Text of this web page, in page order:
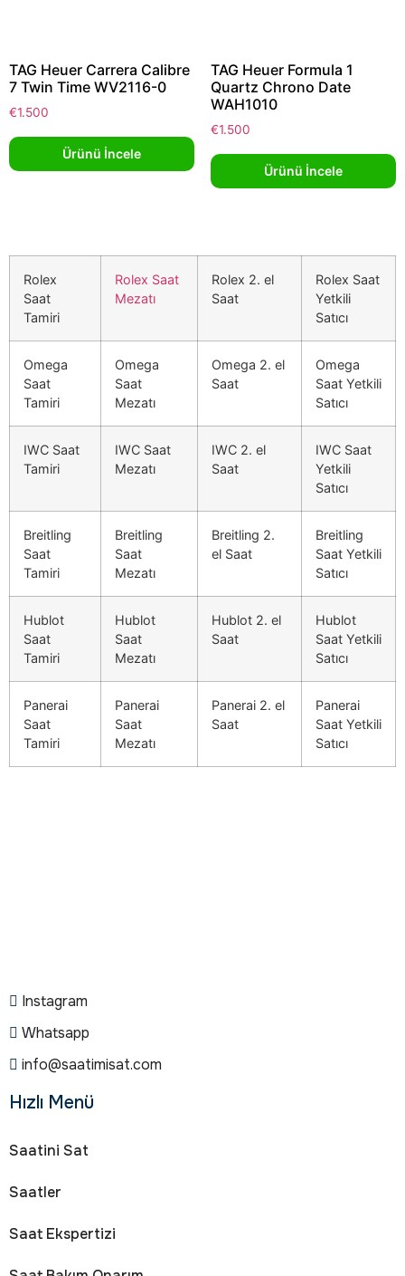
TAG Heuer Carrera Calibre
7 Twin Time WV2116-0
€1.500
Ürünü İncele
TAG Heuer Formula 1
Quartz Chrono Date
WAH1010
€1.500
Ürünü İncele
Rolex
Saat
Tamiri
Rolex Saat
Mezatı
Rolex 2. el
Saat
Rolex Saat
Yetkili
Satıcı
Omega
Saat
Tamiri
Omega
Saat
Mezatı
Omega 2. el
Saat
Omega
Saat Yetkili
Satıcı
IWC Saat
Tamiri
IWC Saat
Mezatı
IWC 2. el
Saat
IWC Saat
Yetkili
Satıcı
Breitling
Saat
Tamiri
Breitling
Saat
Mezatı
Breitling 2.
el Saat
Breitling
Saat Yetkili
Satıcı
Hublot
Saat
Tamiri
Hublot
Saat
Mezatı
Hublot 2. el
Saat
Hublot
Saat Yetkili
Satıcı
Panerai
Saat
Tamiri
Panerai
Saat
Mezatı
Panerai 2. el
Saat
Panerai
Saat Yetkili
Satıcı
Instagram
Whatsapp
info@saatimisat.com
Hızlı Menü
Saatini Sat
Saatler
Saat Ekspertizi